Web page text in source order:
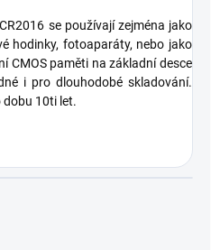
se používají zejména jako
hodinky, fotoaparáty, nebo jako
CMOS paměti na základní desce
i pro dlouhodobé skladování.
dobu 10ti let.